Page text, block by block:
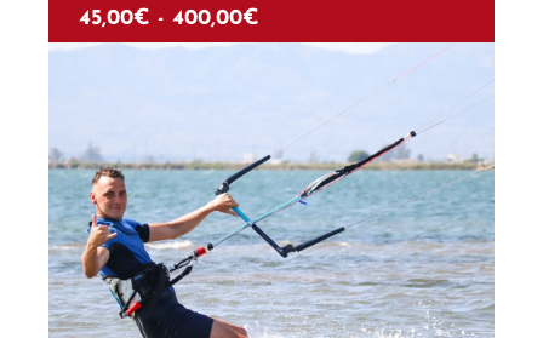
45,00€ - 400,00€